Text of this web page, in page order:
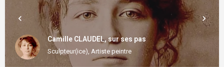
Camille CLAUDEL, sur ses pas
Sculpteur(ice), Artiste peintre